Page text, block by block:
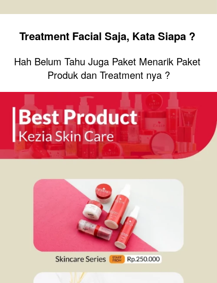
Treatment Facial Saja, Kata Siapa ?
Hah Belum Tahu Juga Paket Menarik Paket
Produk dan Treatment nya ?